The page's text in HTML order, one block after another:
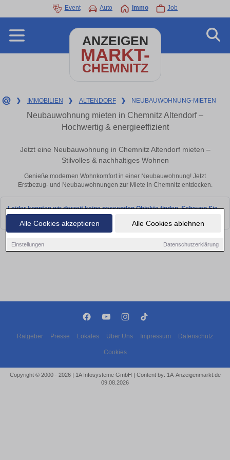
Alle Cookies akzeptieren Alle Cookies ablehnen
Einstellungen Datenschutzerklärung
Event Auto Immo Job
ANZEIGEN
MARKT-
CHEMNITZ
❯ IMMOBILIEN ❯ ALTENDORF ❯ NEUBAUWOHNUNG-MIETEN
Neubauwohnung mieten in Chemnitz Altendorf –
Hochwertig & energieeffizient
Jetzt eine Neubauwohnung in Chemnitz Altendorf mieten –
Stilvolles & nachhaltiges Wohnen
Genieße modernen Wohnkomfort in einer Neubauwohnung! Jetzt
Erstbezug- und Neubauwohnungen zur Miete in Chemnitz entdecken.
Leider konnten wir derzeit keine passenden Objekte finden. Schauen Sie
Ratgeber Presse Lokales Über Uns Impressum Datenschutz
Cookies
Copyright © 2000 - 2026 | 1A Infosysteme GmbH | Content by: 1A-Anzeigenmarkt.de
09.08.2026